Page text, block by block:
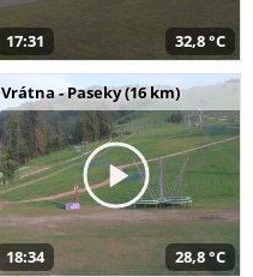
17:31 32,8 °C
Vrátna - Paseky (16 km)
18:34 28,8 °C